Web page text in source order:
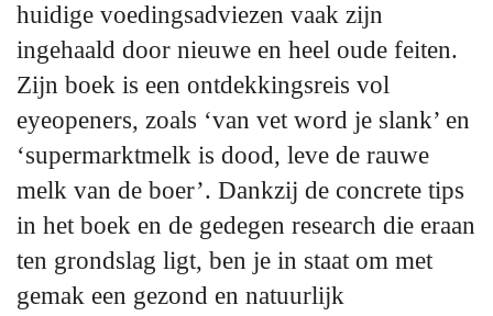
huidige voedingsadviezen vaak zijn
ingehaald door nieuwe en heel oude feiten.
Zijn boek is een ontdekkingsreis vol
eyeopeners, zoals ‘van vet word je slank’ en
‘supermarktmelk is dood, leve de rauwe
melk van de boer’. Dankzij de concrete tips
in het boek en de gedegen research die eraan
ten grondslag ligt, ben je in staat om met
gemak een gezond en natuurlijk